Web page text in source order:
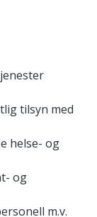
tilsyn med
helse- og
og
m.v.